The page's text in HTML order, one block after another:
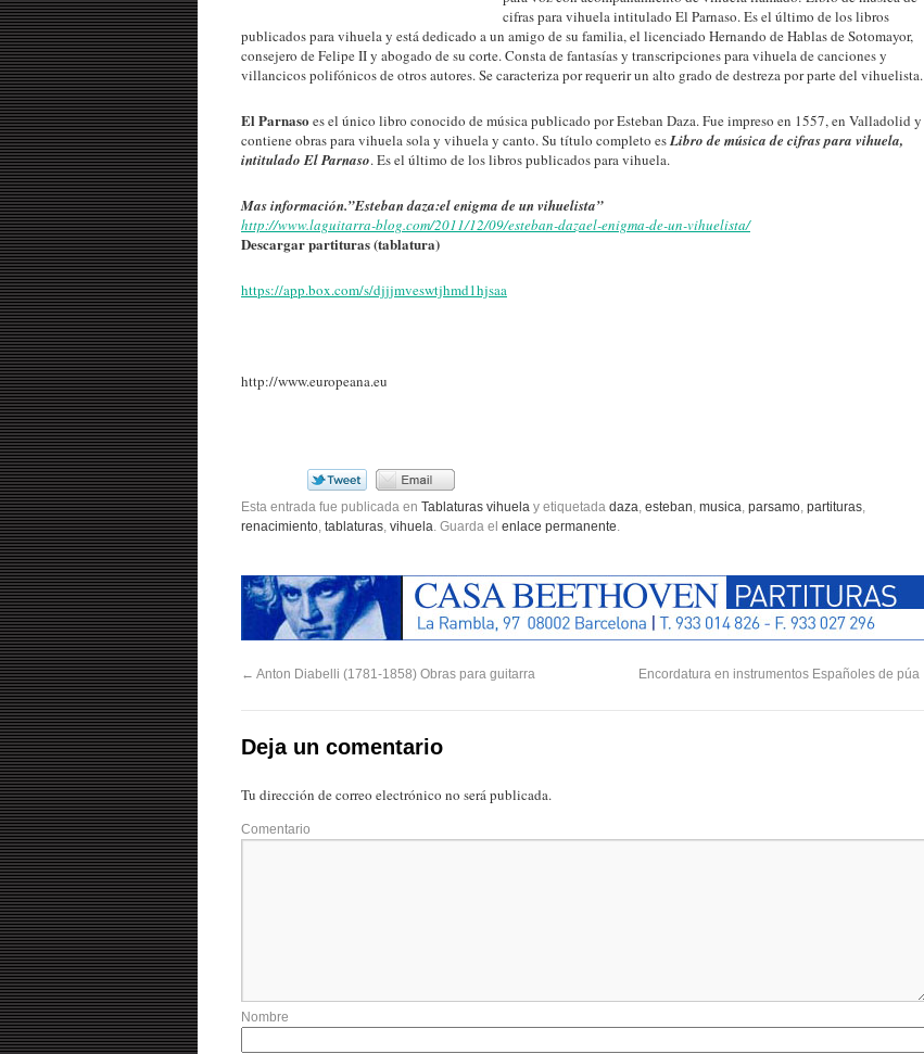
cifras para vihuela intitulado El Parnaso. Es el último de los libros
publicados para vihuela y está dedicado a un amigo de su familia, el licenciado Hernando de Hablas de Sotomayor,
consejero de Felipe II y abogado de su corte. Consta de fantasías y transcripciones para vihuela de canciones y
villancicos polifónicos de otros autores. Se caracteriza por requerir un alto grado de destreza por parte del vihuelista.
El Parnaso es el único libro conocido de música publicado por Esteban Daza. Fue impreso en 1557, en Valladolid y
contiene obras para vihuela sola y vihuela y canto. Su título completo esLibro de música de cifras para vihuela,
intitulado El Parnaso. Es el último de los libros publicados para vihuela.
Mas información.”Esteban daza:el enigma de un vihuelista”
http://www.laguitarra-blog.com/2011/12/09/esteban-dazael-enigma-de-un-vihuelista/
Descargar partituras (tablatura)
https://app.box.com/s/djjjmveswtjhmd1hjsaa
http://www.europeana.eu
Esta entrada fue publicada en Tablaturas vihuela y etiquetada daza esteban musica parsamo partituras
renacimiento tablaturas vihuela . Guarda el enlace permanente
← Anton Diabelli (1781-1858) Obras para guitarra Encordatura en instrumentos Españoles de púa
Deja un comentario
Tu dirección de correo electrónico no será publicada.
Comentario
Nombre